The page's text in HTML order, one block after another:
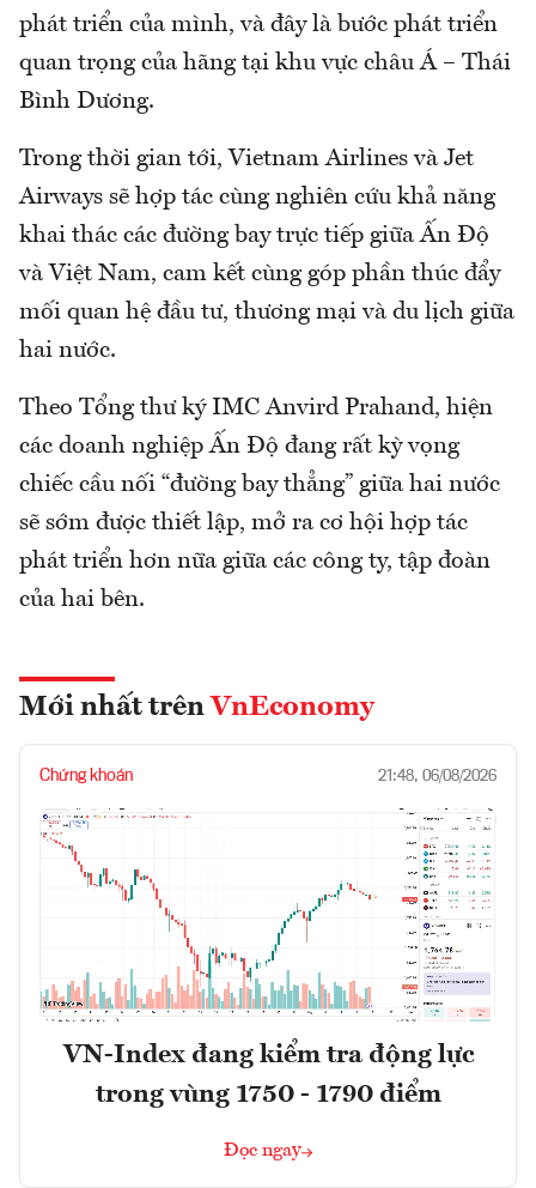
phát triển của mình, và đây là bước phát triển
quan trọng của hãng tại khu vực châu Á – Thái
Bình Dương.
Trong thời gian tới, Vietnam Airlines và Jet
Airways sẽ hợp tác cùng nghiên cứu khả năng
khai thác các đường bay trực tiếp giữa Ấn Độ
và Việt Nam, cam kết cùng góp phần thúc đẩy
mối quan hệ đầu tư, thương mại và du lịch giữa
hai nước.
Theo Tổng thư ký IMC Anvird Prahand, hiện
các doanh nghiệp Ấn Độ đang rất kỳ vọng
chiếc cầu nối “đường bay thẳng” giữa hai nước
sẽ sớm được thiết lập, mở ra cơ hội hợp tác
phát triển hơn nữa giữa các công ty, tập đoàn
của hai bên.
Mới nhất trên VnEconomy
Chứng khoán 21:48, 06/08/2026
VN-Index đang kiểm tra động lực
trong vùng 1750 - 1790 điểm
Đọc ngay